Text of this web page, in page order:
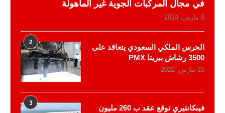
في مجال المركبات الجوية غير المأهولة
9 مارس، 2024
2
الحرس الملكي السعودي يتعاقد على
3500 رشاش بيريتا PMX
15 مارس، 2022
3
فينكانتيري توقع عقد ب 260 مليون